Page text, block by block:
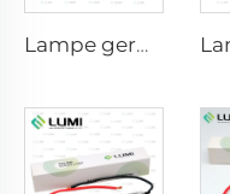
Lampe germicide à impulsion forte L5590 – 9×250×300 mm